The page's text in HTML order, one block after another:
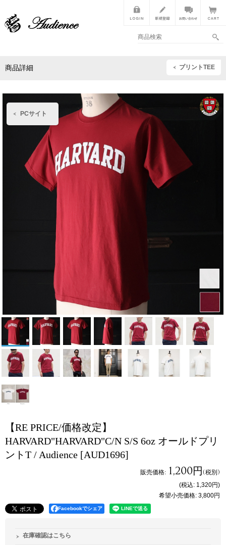
PCサイト
商品詳細 プリントTEE
【RE PRICE/価格改定】
HARVARD"HARVARD"C/N S/S 6oz オールドプリ
ントT / Audience [AUD1696]
販売価格: 1,200円(税別)
(税込: 1,320円)
希望小売価格: 3,800円
Facebookでシェア
在庫確認はこちら